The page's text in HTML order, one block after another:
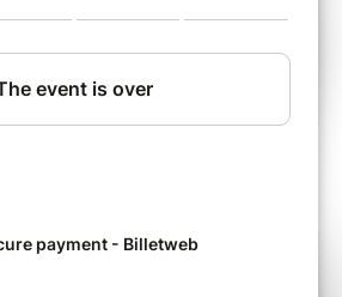
de l’histoire de Babel, où le
redevient un jardin où se
peuples, de
et cultures. L’Irak, jadis
suspendus, ne l’est plus
des minorités